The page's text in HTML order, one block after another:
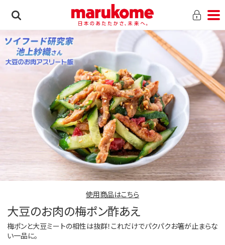
使用商品はこちら
大豆のお肉の梅ポン酢あえ
梅ポンと大豆ミートの相性は抜群！これだけでパクパクお箸が止まらな
い一品に。